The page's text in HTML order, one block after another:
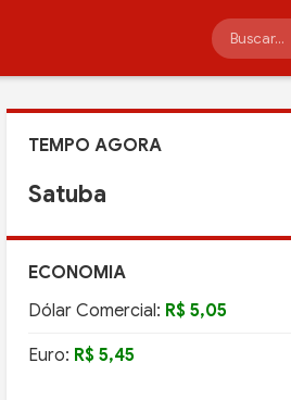
TEMPO AGORA
Satuba
ECONOMIA
Dólar Comercial: R$ 5,05
Euro: R$ 5,45